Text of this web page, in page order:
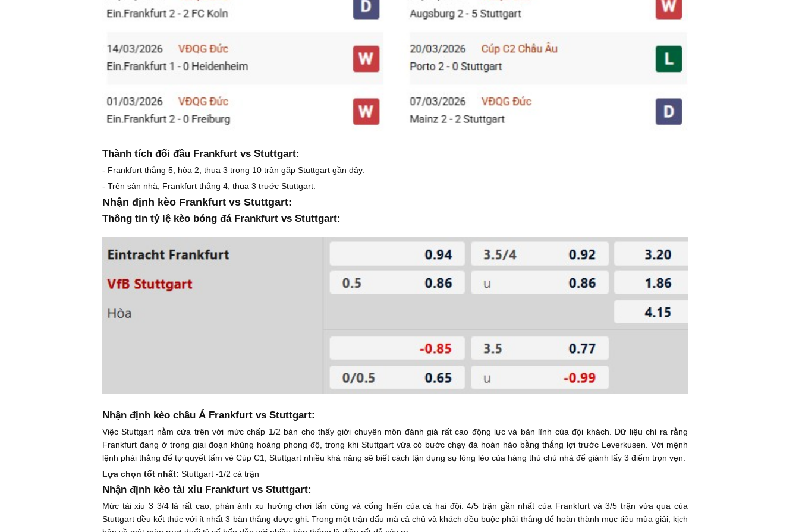
Thành tích đối đầu Frankfurt vs Stuttgart:
- Frankfurt thắng 5, hòa 2, thua 3 trong 10 trận gặp Stuttgart gần đây.
- Trên sân nhà, Frankfurt thắng 4, thua 3 trước Stuttgart.
Nhận định kèo Frankfurt vs Stuttgart:
Thông tin tỷ lệ kèo bóng đá Frankfurt vs Stuttgart:
Nhận định kèo châu Á Frankfurt vs Stuttgart:
Việc Stuttgart nằm cửa trên với mức chấp 1/2 bàn cho thấy giới chuyên môn đánh giá rất cao động lực và bản lĩnh của đội khách. Dữ liệu chỉ ra rằng
Frankfurt đang ở trong giai đoạn khủng hoảng phong độ, trong khi Stuttgart vừa có bước chạy đà hoàn hảo bằng thắng lợi trước Leverkusen. Với mệnh
lệnh phải thắng để tự quyết tấm vé Cúp C1, Stuttgart nhiều khả năng sẽ biết cách tận dụng sự lỏng lẻo của hàng thủ chủ nhà để giành lấy 3 điểm trọn vẹn.
Lựa chọn tốt nhất: Stuttgart -1/2 cả trận
Nhận định kèo tài xỉu Frankfurt vs Stuttgart:
Mức tài xỉu 3 3/4 là rất cao, phản ánh xu hướng chơi tấn công và cống hiến của cả hai đội. 4/5 trận gần nhất của Frankfurt và 3/5 trận vừa qua của
Stuttgart đều kết thúc với ít nhất 3 bàn thắng được ghi. Trong một trận đấu mà cả chủ và khách đều buộc phải thắng để hoàn thành mục tiêu mùa giải, kịch